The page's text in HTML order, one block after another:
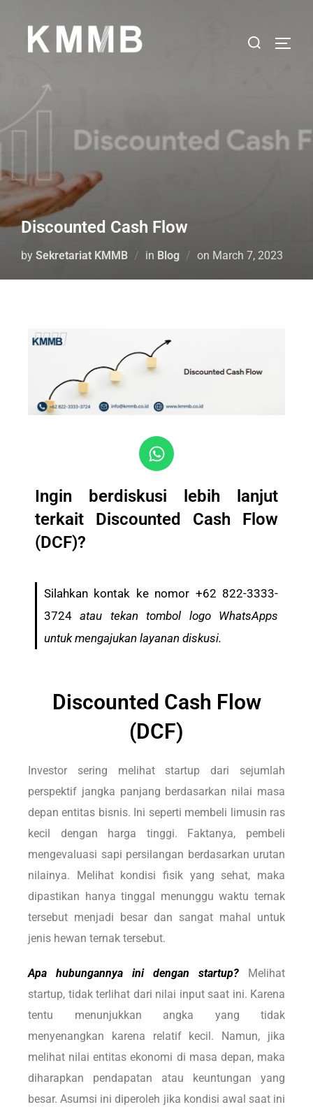
Discounted Cash Flow
by Sekretariat KMMB in Blog on March 7, 2023
Ingin berdiskusi lebih lanjut
terkait Discounted Cash Flow
(DCF)?
Silahkan kontak ke nomor +62 822-3333-
3724 atau tekan tombol logo WhatsApps
untuk mengajukan layanan diskusi.
Discounted Cash Flow
(DCF)
Investor sering melihat startup dari sejumlah
perspektif jangka panjang berdasarkan nilai masa
depan entitas bisnis. Ini seperti membeli limusin ras
kecil dengan harga tinggi. Faktanya, pembeli
mengevaluasi sapi persilangan berdasarkan urutan
nilainya. Melihat kondisi fisik yang sehat, maka
dipastikan hanya tinggal menunggu waktu ternak
tersebut menjadi besar dan sangat mahal untuk
jenis hewan ternak tersebut.
Apa hubungannya ini dengan startup? Melihat
startup, tidak terlihat dari nilai input saat ini. Karena
tentu menunjukkan angka yang tidak
menyenangkan karena relatif kecil. Namun, jika
melihat nilai entitas ekonomi di masa depan, maka
diharapkan pendapatan atau keuntungan yang
besar. Asumsi ini diperoleh jika kondisi awal saat ini